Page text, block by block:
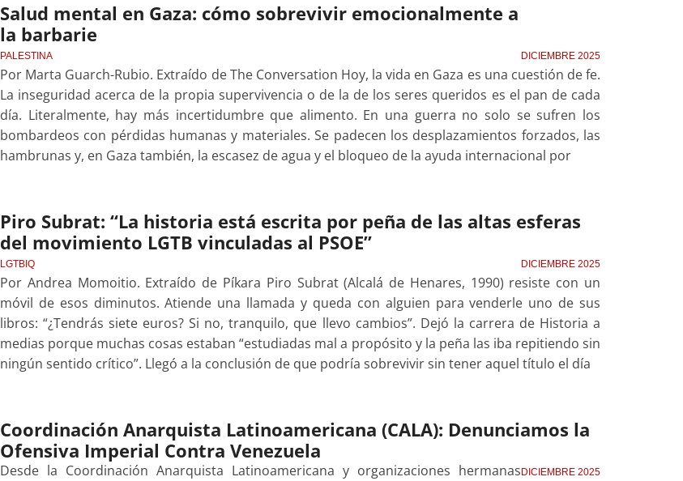
Salud mental en Gaza: cómo sobrevivir emocionalmente a
la barbarie
PALESTINA DICIEMBRE 2025
Por Marta Guarch-Rubio. Extraído de The Conversation Hoy, la vida en Gaza es una cuestión de fe.
La inseguridad acerca de la propia supervivencia o de la de los seres queridos es el pan de cada
día. Literalmente, hay más incertidumbre que alimento. En una guerra no solo se sufren los
bombardeos con pérdidas humanas y materiales. Se padecen los desplazamientos forzados, las
hambrunas y, en Gaza también, la escasez de agua y el bloqueo de la ayuda internacional por
Piro Subrat: “La historia está escrita por peña de las altas esferas
del movimiento LGTB vinculadas al PSOE”
LGTBIQ DICIEMBRE 2025
Por Andrea Momoitio. Extraído de Píkara Piro Subrat (Alcalá de Henares, 1990) resiste con un
móvil de esos diminutos. Atiende una llamada y queda con alguien para venderle uno de sus
libros: “¿Tendrás siete euros? Si no, tranquilo, que llevo cambios”. Dejó la carrera de Historia a
medias porque muchas cosas estaban “estudiadas mal a propósito y la peña las iba repitiendo sin
ningún sentido crítico”. Llegó a la conclusión de que podría sobrevivir sin tener aquel título el día
Coordinación Anarquista Latinoamericana (CALA): Denunciamos la
Ofensiva Imperial Contra Venezuela
DICIEMBRE 2025
Desde la Coordinación Anarquista Latinoamericana y organizaciones hermanas